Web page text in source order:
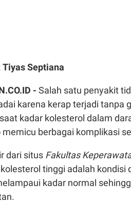
Tiyas Septiana
- Salah satu penyakit
karena kerap terjadi tanpa
kadar kolesterol dalam
memicu berbagai komplikasi
dari situs Fakultas
kolesterol tinggi adalah kondisi
kadar normal